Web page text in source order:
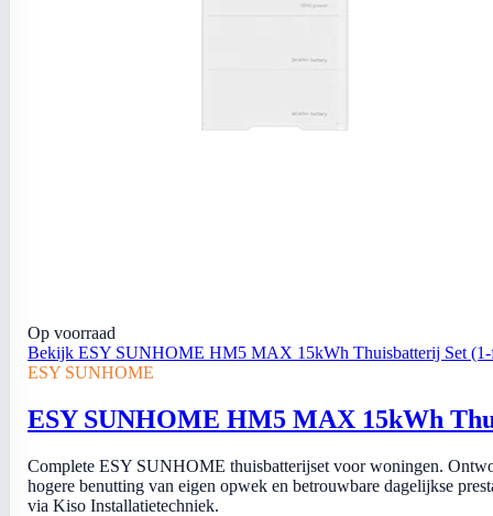
Op voorraad
Bekijk ESY SUNHOME HM5 MAX 15kWh Thuisbatterij Set (1-
ESY SUNHOME
ESY SUNHOME HM5 MAX 15kWh
Complete ESY SUNHOME thuisbatterijset voor woningen.
hogere benutting van eigen opwek en betrouwbare dagelijkse
via Kiso Installatietechniek.